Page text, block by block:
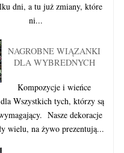
dni, a tu już zmiany, które
ni...
NAGROBNE WIĄZANKI
DLA WYBREDNYCH
Kompozycje i wieńce
Wszystkich tych, którzy są
Nasze dekoracje
wielu, na żywo prezentują...